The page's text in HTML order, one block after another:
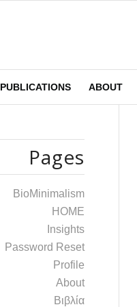
PUBLICATIONS ABOUT
Pages
BioMinimalism
HOME
Insights
Password Reset
Profile
Αbout
Βιβλία